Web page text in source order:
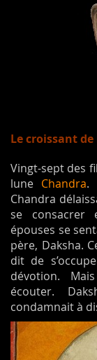
Le croissant
Vingt-sept des
lune Chandra.
Chandra
se consacrer
épouses se
père, Daksha.
dit de
dévotion. Mais
écouter.
condamnait à